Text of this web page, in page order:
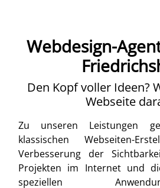
Webdesign-
Den Kopf voller Ideen?
Webseite
Zu unseren Leistungen
klassischen Webseiten-
Verbesserung der
Projekten im Internet und
speziellen